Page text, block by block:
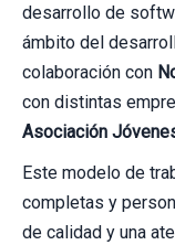
desarrollo de
ámbito del
colaboración con
con distintas
Asociación
Este modelo de
completas y
de calidad y una